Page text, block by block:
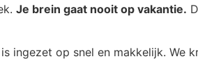
Je brein gaat nooit op vakantie.
ingezet op snel en makkelijk. We